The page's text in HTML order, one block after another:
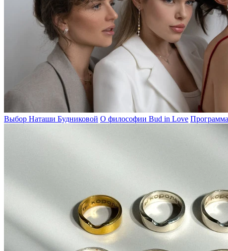
Выбор Наташи Будниковой О философии Bud in Love